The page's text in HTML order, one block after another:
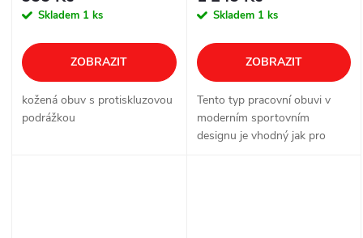
Skladem 1 ks
ZOBRAZIT
kožená obuv s protiskluzovou
podrážkou
Skladem 1 ks
ZOBRAZIT
Tento typ pracovní obuvi v
moderním sportovním
designu je vhodný jak pro